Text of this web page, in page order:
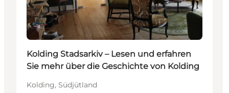
Kolding Stadsarkiv – Lesen und erfahren
Sie mehr über die Geschichte von Kolding
Kolding, Südjütland